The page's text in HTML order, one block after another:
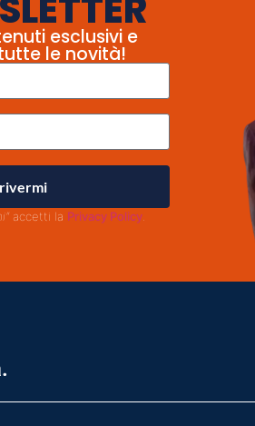
esclusivi e
le novità!
accetti la Privacy Policy.